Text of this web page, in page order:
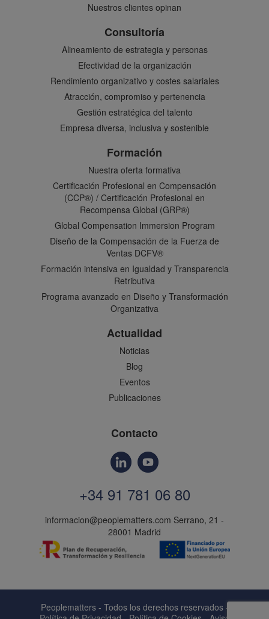
Nuestros clientes opinan
Consultoría
Alineamiento de estrategia y personas
Efectividad de la organización
Rendimiento organizativo y costes salariales
Atracción, compromiso y pertenencia
Gestión estratégica del talento
Empresa diversa, inclusiva y sostenible
Formación
Nuestra oferta formativa
Certificación Profesional en Compensación
(CCP®) / Certificación Profesional en
Recompensa Global (GRP®)
Global Compensation Immersion Program
Diseño de la Compensación de la Fuerza de
Ventas DCFV®
Formación intensiva en Igualdad y Transparencia
Retributiva
Programa avanzado en Diseño y Transformación
Organizativa
Actualidad
Noticias
Blog
Eventos
Publicaciones
Contacto
+34 91 781 06 80
informacion@peoplematters.com Serrano, 21 -
28001 Madrid
Peoplematters - Todos los derechos reservados -